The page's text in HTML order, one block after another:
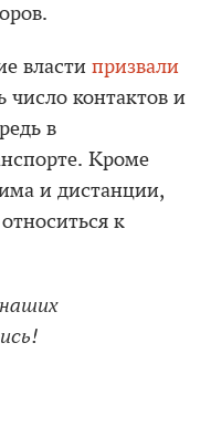
власти призвали
число контактов и
в
Кроме
и дистанции,
к